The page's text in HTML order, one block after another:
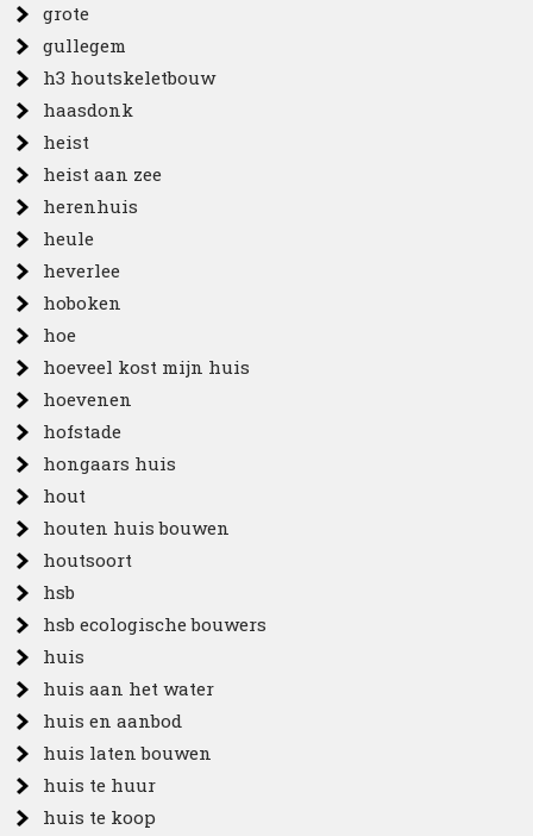
grote
gullegem
h3 houtskeletbouw
haasdonk
heist
heist aan zee
herenhuis
heule
heverlee
hoboken
hoe
hoeveel kost mijn huis
hoevenen
hofstade
hongaars huis
hout
houten huis bouwen
houtsoort
hsb
hsb ecologische bouwers
huis
huis aan het water
huis en aanbod
huis laten bouwen
huis te huur
huis te koop